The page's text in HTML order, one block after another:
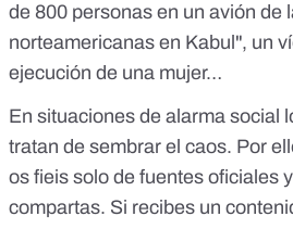
de 800 personas en un avión de
norteamericanas en Kabul", un
ejecución de una mujer…
En situaciones de alarma social
tratan de sembrar el caos. Por
os fieis solo de fuentes oficiales
compartas. Si recibes un